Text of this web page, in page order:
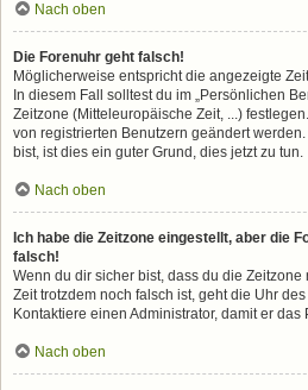
Nach oben
Die Forenuhr geht falsch!
Möglicherweise entspricht die angezeigte
In diesem Fall solltest du im „Persönlichen
Zeitzone (Mitteleuropäische Zeit, ...)
von registrierten Benutzern geändert
bist, ist dies ein guter Grund, dies jetzt zu tun.
Nach oben
Ich habe die Zeitzone eingestellt, aber die
falsch!
Wenn du dir sicher bist, dass du die
Zeit trotzdem noch falsch ist, geht die Uhr
Kontaktiere einen Administrator, damit er
Nach oben